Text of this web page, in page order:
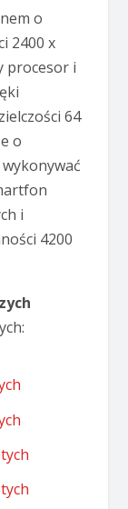
o
2400 x
procesor i
64
o
i
4200